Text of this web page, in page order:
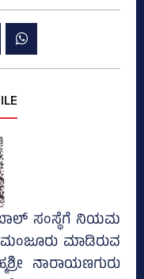
ಬಾಲ್‌ ಸಂಸ್ಥೆಗೆ ನಿಯಮ
ಮಾಡಿರುವ
ನಾರಾಯಣಗುರು